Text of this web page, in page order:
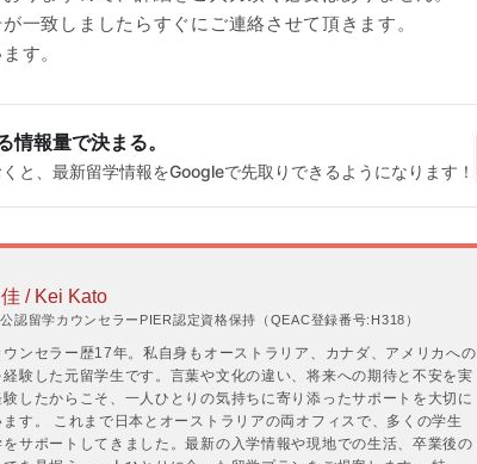
一致しましたらすぐにご連絡させて頂きます。
す。
情報量で決まる。
と、最新留学情報をGoogleで先取りできるようになります！
/ Kei Kato
認留学カウンセラーPIER認定資格保持（QEAC登録番号:H318）
ウンセラー歴17年。私自身もオーストラリア、カナダ、アメリカへの
経験した元留学生です。言葉や文化の違い、将来への期待と不安を実
験したからこそ、一人ひとりの気持ちに寄り添ったサポートを大切に
ます。 これまで日本とオーストラリアの両オフィスで、多くの学生
をサポートしてきました。最新の入学情報や現地での生活、卒業後の